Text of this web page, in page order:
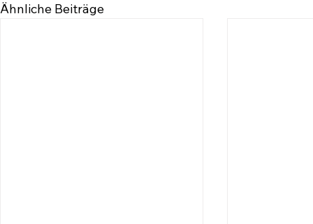
Ähnliche Beiträge